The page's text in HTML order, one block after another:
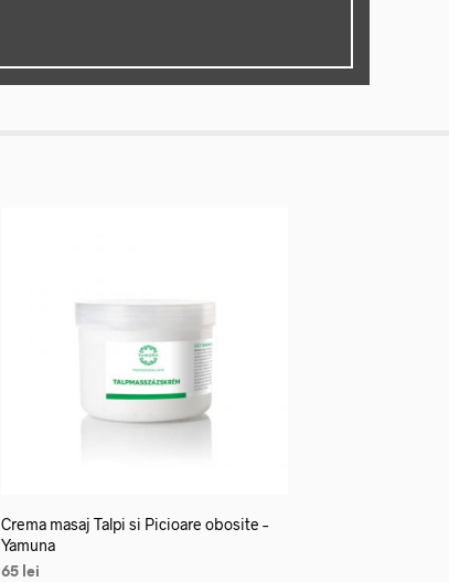
Crema masaj Talpi si Picioare obosite –
Yamuna
65 lei